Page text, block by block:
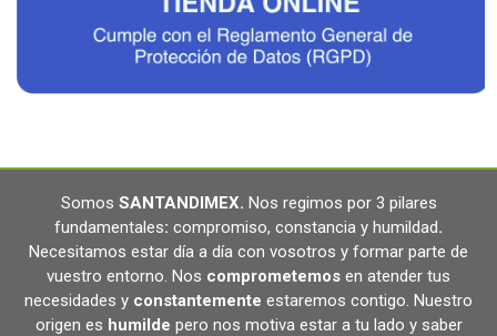
Somos SANTANDIMEX. Nos regimos por 3 pilares
fundamentales: compromiso, constancia y humildad.
Necesitamos estar día a día con vosotros y formar parte de
vuestro entorno. Nos comprometemos en atender tus
necesidades y constantemente estaremos contigo. Nuestro
origen es humilde pero nos motiva estar a tu lado y saber